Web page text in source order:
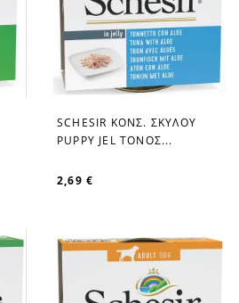
favorite_border
SCHESIR ΚΟΝΣ. ΣΚΥΛΟΥ
PUPPY JEL ΤΟΝΟΣ...
2,69 €